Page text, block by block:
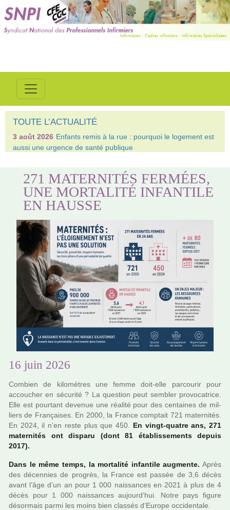
TOUTE L’ACTUALITÉ
3 août 2026 Enfants remis à la rue : pourquoi le logement est
aussi une urgence de santé publique
271 MATERNITÉS FERMÉES,
UNE MORTALITÉ INFANTILE
EN HAUSSE
16 juin 2026
Combien de kilo­mè­tres une femme doit-elle par­cou­rir pour
accou­cher en sécu­rité ? La ques­tion peut sem­bler pro­vo­ca­trice.
Elle est pour­tant deve­nue une réa­lité pour des cen­tai­nes de mil­
liers de Françaises. En 2000, la France comp­tait 721 mater­ni­tés.
En 2024, il n’en reste plus que 450. En vingt-quatre ans, 271
mater­ni­tés ont dis­paru (dont 81 établissements depuis
2017).
Dans le même temps, la mor­ta­lité infan­tile aug­mente. Après
des décen­nies de pro­grès, la France est passée de 3,6 décès
avant l’âge d’un an pour 1 000 nais­san­ces en 2021 à plus de 4
décès pour 1 000 nais­san­ces aujourd’hui. Notre pays figure
désor­mais parmi les moins bien clas­sés d’Europe occi­den­tale.